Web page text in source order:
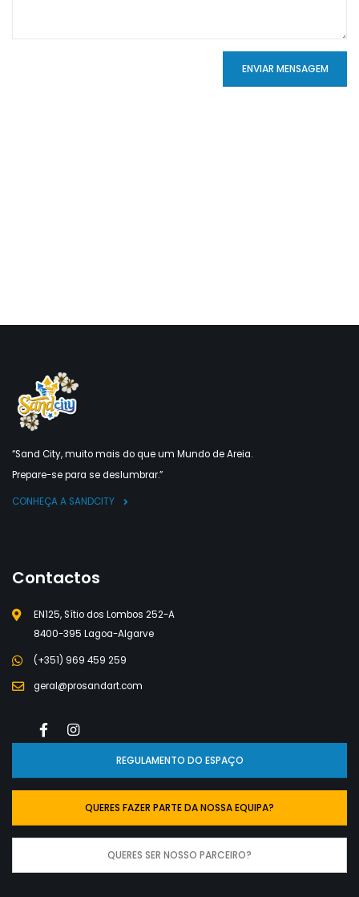
“Sand City, muito mais do que um Mundo de Areia.
Prepare-se para se deslumbrar.”
CONHEÇA A SANDCITY
Contactos
EN125, Sítio dos Lombos 252-A
8400-395 Lagoa-Algarve
(+351) 969 459 259
geral@prosandart.com
REGULAMENTO DO ESPAÇO
QUERES FAZER PARTE DA NOSSA EQUIPA?
QUERES SER NOSSO PARCEIRO?